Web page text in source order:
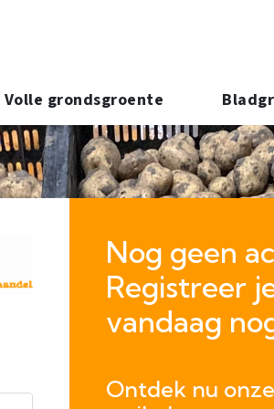
Volle grondsgroente
Nog geen
Registreer
vandaag
Ontdek nu onze